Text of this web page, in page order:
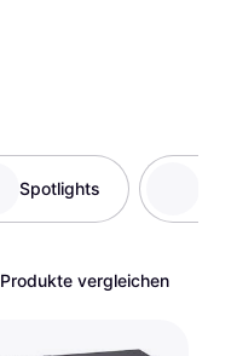
Spotlights
Produkte vergleichen